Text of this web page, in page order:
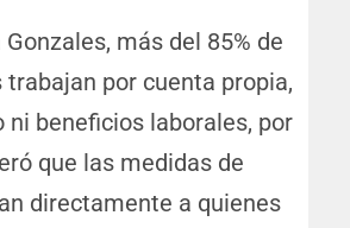
más del 85% de
trabajan por cuenta propia,
ni beneficios laborales, por
que las medidas de
directamente a quienes